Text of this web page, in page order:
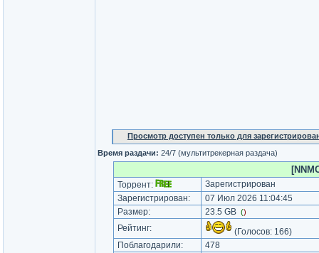
Просмотр доступен только для
Время раздачи: 24/7 (мультитрекерная раздача)
Торрент:
Зарегистрирован
Зарегистрирован:
07 Июл 2026 11:04:45
Размер:
23.5 GB ()
Рейтинг: (Голосов: 166)
Поблагодарили:
478